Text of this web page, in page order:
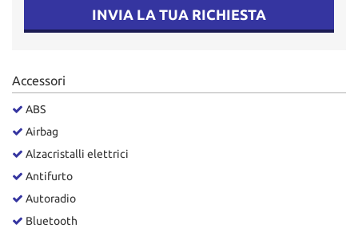
INVIA LA TUA RICHIESTA
Accessori
ABS
Airbag
Alzacristalli elettrici
Antifurto
Autoradio
Bluetooth
cookie
Salva
impostazioni